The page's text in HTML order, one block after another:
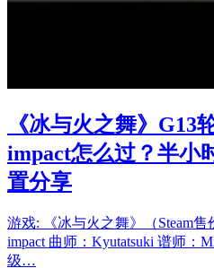
《冰与火之舞》G13
impact怎么过？半小
置分享
游戏: 《冰与火之舞》（Steam售
impact 曲师：Kyutatsuki 谱师：
级…